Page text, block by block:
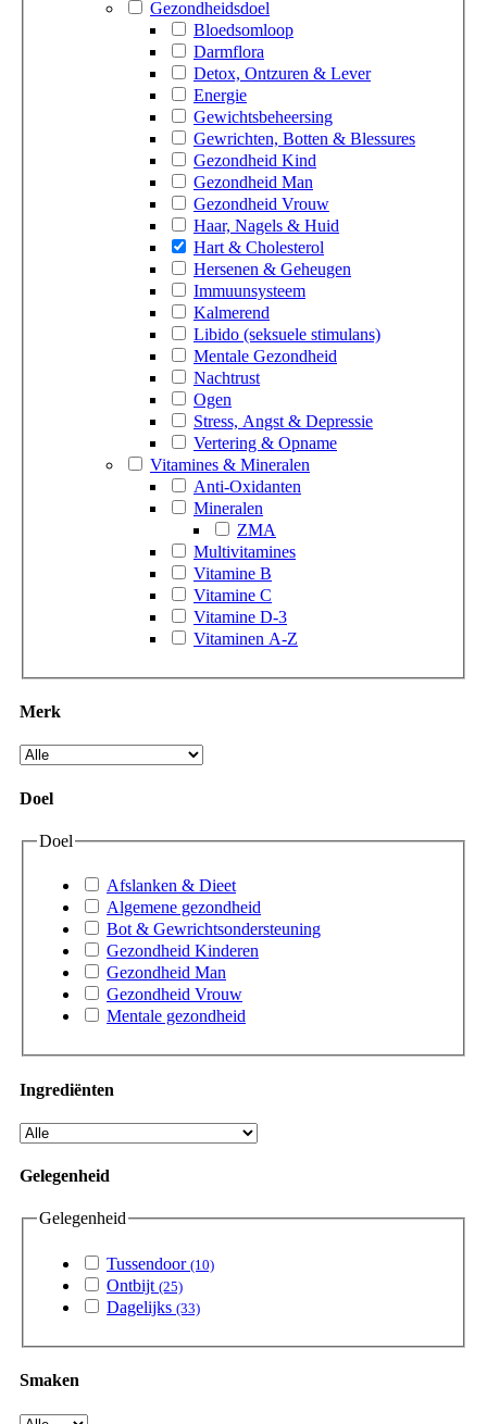
Gezondheidsdoel
Bloedsomloop
Darmflora
Detox, Ontzuren & Lever
Energie
Gewichtsbeheersing
Gewrichten, Botten & Blessures
Gezondheid Kind
Gezondheid Man
Gezondheid Vrouw
Haar, Nagels & Huid
Hart & Cholesterol
Hersenen & Geheugen
Immuunsysteem
Kalmerend
Libido (seksuele stimulans)
Mentale Gezondheid
Nachtrust
Ogen
Stress, Angst & Depressie
Vertering & Opname
Vitamines & Mineralen
Anti-Oxidanten
Mineralen
ZMA
Multivitamines
Vitamine B
Vitamine C
Vitamine D-3
Vitaminen A-Z
Merk
Doel
Doel
Afslanken & Dieet
Algemene gezondheid
Bot & Gewrichtsondersteuning
Gezondheid Kinderen
Gezondheid Man
Gezondheid Vrouw
Mentale gezondheid
Ingrediënten
Gelegenheid
Gelegenheid
Tussendoor (10)
Ontbijt (25)
Dagelijks (33)
Smaken